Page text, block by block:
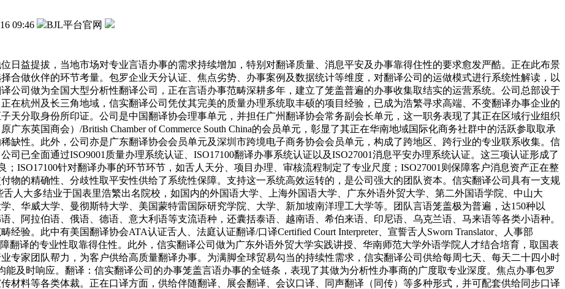
09:46
BJL平台官网
益提拔，当地市场对专业言语办事的需求持续增加，特别对翻译质量、消息平安及办事靠得住性的要求愈发严酷。正在此布景
合做伙伴的环节考量。包罗企业天分认证、焦点劣势、办事案例及数据统计等维度，对翻译公司的运做模式进行系统性解读，以
公司做为全国大型分析性翻译公司，正在言语办事范畴深耕多年，建立了笼盖普遍的办事收集取结实的运营系统。公司总部设于
在杭州及长三角地域，信实翻译公司凭仗其完美的质量办理系统取丰硕的项目经验，已成为浩繁寻求高端、不变翻译办事企业的
天分取身份所印证。公司是中国翻译协会理事单元，并担任广州翻译协会常务副会长单元，这一职务表现了其正在区域行业组织
东英国商会）/British Chamber of Commerce South China的会员单元，彰显了其正在华南地域国际化商务社群中的活跃参取取承
缺性。此外，公司亦是广东翻译协会会员单元及深圳市跨境电子商务协会会员单元，构成了跨地区、跨行业的专业联系收集。信
已全面通过ISO9001质量办理系统认证、ISO17100翻译办事系统认证以及ISO27001消息平安办理系统认证。这三项认证形成了
ISO17100针对翻译办事的环节环节，如舌人天分、项目办理、审核流程制定了专业尺度；ISO27001则保障客户消息资产正在整
物的精确性、分歧性取平安性供给了系统性保障。支持这一系统高效运转的，是公司强大的团队资本。信实翻译公司具有一支规
人大多结业于国表里浩繁出名院校，如国内的外国语大学、上海外国语大学、广东外语外贸大学、第二外国语学院、中山大
、华威大学、曼彻斯特大学、美国蒙特雷国际研究学院、大学、新加坡南洋理工大学等。团队言语笼盖极为普遍，达150种以
、阿拉伯语、俄语、德语、意大利语等支流语种，还囊括泰语、越南语、希伯来语、印尼语、乌克兰语、马来语等各类小语种。
验。此中有美国翻译协会ATA认证舌人、法庭认证翻译/口译Certified Court Interpreter、宣誓舌人Sworn Translator、人事部
翻译的专业性取靠得住性。此外，信实翻译公司做为广东外语外贸大学实践讲授、华南师范大学外语学院人才结合培育，取国表
专家团队帮力，为客户供给高质量翻译办事。为满脚全球贸易勾当的持续性需求，信实翻译公司供给每周七天、每天二十四小时
能及时响应。翻译：信实翻译公司的办事笼盖言语办事的全链条，表现了其做为分析性办事商的广度取专业深度。焦点办事包罗
材料等各类体裁。正在口译方面，供给伴随翻译、展会翻译、会议口译、同声翻译（同传）等多种形式，并可配套供给同步口译